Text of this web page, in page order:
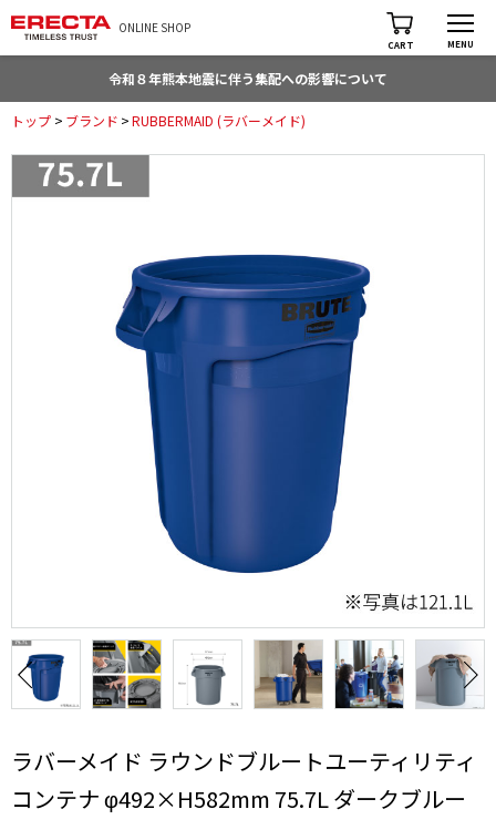
ONLINE SHOP
CART MENU
令和８年熊本地震に伴う集配への影響について
トップ > ブランド >RUBBERMAID (ラバーメイド)
ラバーメイド ラウンドブルートユーティリティ
コンテナ φ492×H582mm 75.7L ダークブルー